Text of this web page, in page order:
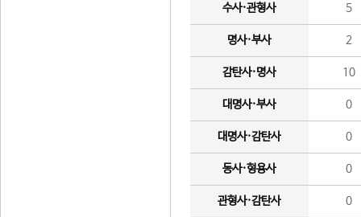
수사·관형사 5
명사·부사 2
감탄사·명사 10
대명사·부사 0
대명사·감탄사 0
동사·형용사 0
관형사·감탄사 0